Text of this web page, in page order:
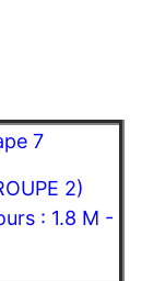
7
2)
: 1.8 M -